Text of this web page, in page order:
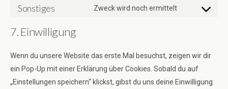
notice-
service
Sonstiges Zweck wird noch ermittelt
Consent
sonstiges
7. Einwilligung
Wenn du unsere Website das erste Mal besuchst, zeigen wir dir
ein Pop-Up mit einer Erklärung über Cookies. Sobald du auf
„Einstellungen speichern“ klickst, gibst du uns deine Einwilligung